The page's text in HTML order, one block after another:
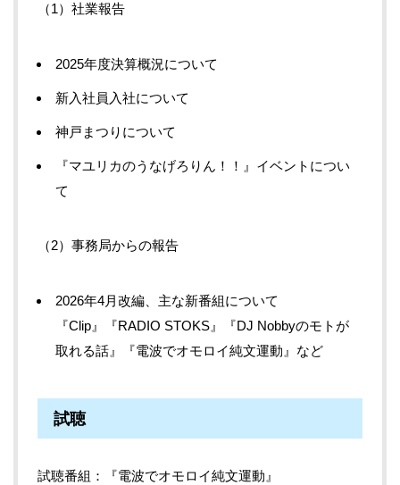
社業報告
2025年度決算概況について
新入社員入社について
神戸まつりについて
『マユリカのうなげろりん！！』イベントについ
て
事務局からの報告
2026年4月改編、主な新番組について
『Clip』『RADIO STOKS』『DJ Nobbyのモトが
取れる話』『電波でオモロイ純文運動』など
試聴
試聴番組：『電波でオモロイ純文運動』